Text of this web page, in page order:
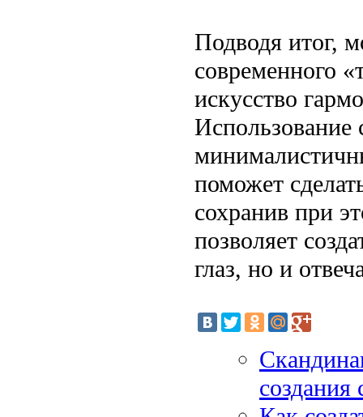
Подводя итог,
современного
искусство
Использование
поможет
сохранив при
позволяет
глаз, но и